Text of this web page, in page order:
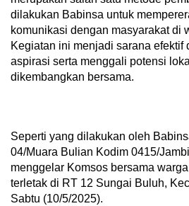
dilakukan Babinsa untuk
komunikasi dengan masyarakat di
Kegiatan ini menjadi sarana efektif
aspirasi serta menggali potensi
dikembangkan bersama.
Seperti yang dilakukan oleh
04/Muara Bulian Kodim 0415/
menggelar Komsos bersama
terletak di RT 12 Sungai Buluh,
Sabtu (10/5/2025).